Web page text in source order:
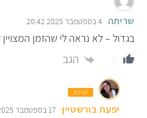
שריתה 4 בספטמבר 2025 20:42
בגדול – לא נראה לי שהזמן
הגב
עורכת
יפעת בורשטיין 17 בספטמבר 2025 12:43